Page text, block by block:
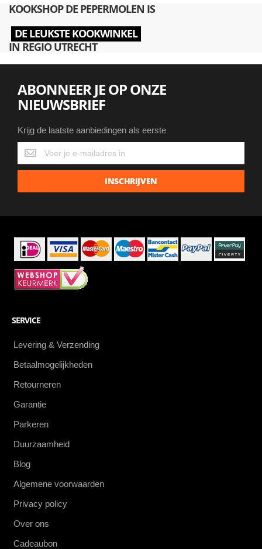
KOOKSHOP DE PEPERMOLEN IS
DE LEUKSTE KOOKWINKEL
IN REGIO UTRECHT
ABONNEER JE OP ONZE
NIEUWSBRIEF
Krijg de laatste aanbiedingen als eerste
Krijg
de
laatste
INSCHRIJVEN
SERVICE
Levering & Verzending
Betaalmogelijkheden
Retourneren
Garantie
Parkeren
Duurzaamheid
Blog
Algemene voorwaarden
Privacy policy
Over ons
Cadeaubon